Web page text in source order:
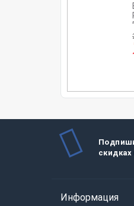
Информация